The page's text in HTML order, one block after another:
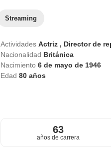
Streaming
Actividades Actriz , Director de
Nacionalidad Británica
Nacimiento 6 de mayo de 1946
Edad 80años
63
años de carrera